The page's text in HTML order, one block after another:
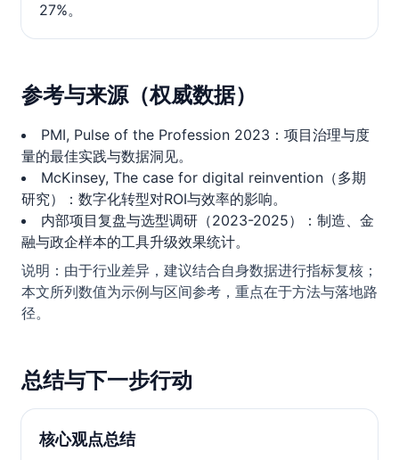
27%。
参考与来源（权威数据）
PMI, Pulse of the Profession 2023：项目治理与度
量的最佳实践与数据洞见。
McKinsey, The case for digital reinvention（多期
研究）：数字化转型对ROI与效率的影响。
内部项目复盘与选型调研（2023-2025）：制造、金
融与政企样本的工具升级效果统计。
说明：由于行业差异，建议结合自身数据进行指标复核；
本文所列数值为示例与区间参考，重点在于方法与落地路
径。
总结与下一步行动
核心观点总结